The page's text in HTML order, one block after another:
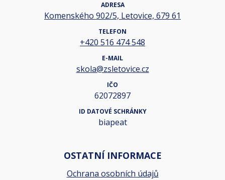
ADRESA
Komenského 902/5, Letovice, 679 61
TELEFON
+420 516 474 548
E-MAIL
skola@zsletovice.cz
IČO
62072897
ID DATOVÉ SCHRÁNKY
biapeat
OSTATNÍ INFORMACE
Ochrana osobních údajů